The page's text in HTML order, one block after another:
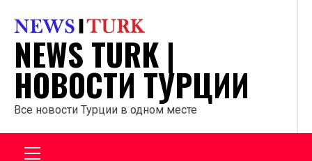
содержанию
NEWS TURK |
НОВОСТИ ТУРЦИИ
Все новости Турции в одном месте